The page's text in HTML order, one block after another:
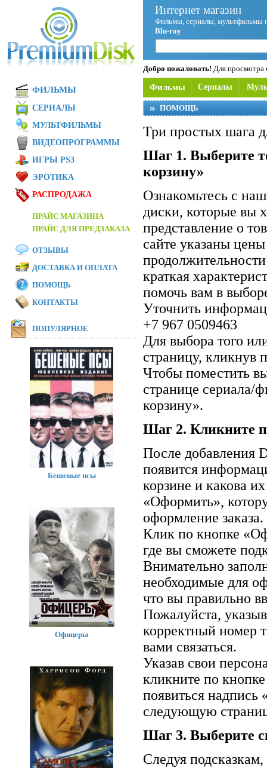
Интернет магазин
Фильмы, сериалы, мультфильмы
Blu-ray
Добро пожаловать! Для просмотра
Фильмы Сериалы
ПОМОЩЬ
Три простых шага
Шаг 1. Выберите
корзину»
Ознакомьтесь с
диски, которые вы
представление о
сайте указаны
краткая
помочь вам в
Уточнить
+7 967 0509463
Для выбора того
страницу, кликнув
Чтобы поместить
странице сериала/
корзину».
Шаг 2. Кликните
После добавления
появится
корзине и какова
«Оформить»,
оформление заказа.
Клик по кнопке
где вы сможете
Внимательно
необходимые для
что вы правильно
Пожалуйста,
корректный номер
вами связаться.
Указав свои
кликните по
появиться
следующую
Шаг 3. Выберите
Следуя
ФИЛЬМЫ
СЕРИАЛЫ
МУЛЬТФИЛЬМЫ
ВИДЕОПРОГРАММЫ
ИГРЫ PS3
ЭРОТИКА
РАСПРОДАЖА
ПРАЙС МАГАЗИНА
ПРАЙС ДЛЯ ПРЕДЗАКАЗА
ОТЗЫВЫ
ДОСТАВКА И ОПЛАТА
ПОМОЩЬ
КОНТАКТЫ
ПОПУЛЯРНОЕ
Бешеные псы
Офицеры